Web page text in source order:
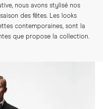
nous avons stylisé nos
des fêtes. Les looks
contemporaines, sont la
que propose la collection.